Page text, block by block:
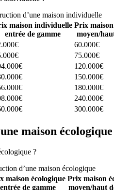
d’une maison individuelle
maison individuelle
entrée de gamme
Prix
moyen/
60.000€
75.000€
120.000€
150.000€
180.000€
240.000€
300.000€
maison écologique
?
d’une maison écologique
maison écologique
entrée de gamme
Prix maison
moyen/haut